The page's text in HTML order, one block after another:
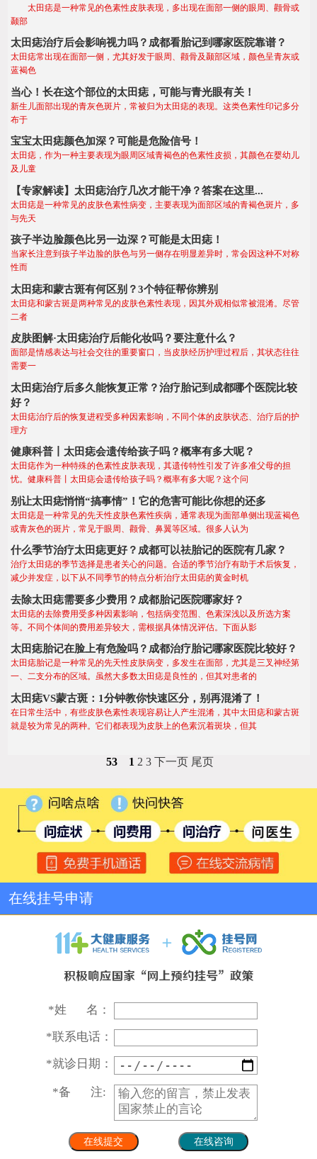
太田痣是一种常见的色素性皮肤表现，多出现在面部一侧的眼周、颧骨或
颞部
太田痣治疗后会影响视力吗？成都看胎记到哪家医院靠谱？
太田痣常出现在面部一侧，尤其好发于眼周、颧骨及颞部区域，颜色呈青灰或
蓝褐色
当心！长在这个部位的太田痣，可能与青光眼有关！
新生儿面部出现的青灰色斑片，常被归为太田痣的表现。这类色素性印记多分
布于
宝宝太田痣颜色加深？可能是危险信号！
太田痣，作为一种主要表现为眼周区域青褐色的色素性皮损，其颜色在婴幼儿
及儿童
【专家解读】太田痣治疗几次才能干净？答案在这里...
太田痣是一种常见的皮肤色素性病变，主要表现为面部区域的青褐色斑片，多
与先天
孩子半边脸颜色比另一边深？可能是太田痣！
当家长注意到孩子半边脸的肤色与另一侧存在明显差异时，常会因这种不对称
性而
太田痣和蒙古斑有何区别？3个特征帮你辨别
太田痣和蒙古斑是两种常见的皮肤色素性表现，因其外观相似常被混淆。尽管
二者
皮肤图解·太田痣治疗后能化妆吗？要注意什么？
面部是情感表达与社会交往的重要窗口，当皮肤经历护理过程后，其状态往往
需要一
太田痣治疗后多久能恢复正常？治疗胎记到成都哪个医院比较
好？
太田痣治疗后的恢复进程受多种因素影响，不同个体的皮肤状态、治疗后的护
理方
健康科普丨太田痣会遗传给孩子吗？概率有多大呢？
太田痣作为一种特殊的色素性皮肤表现，其遗传特性引发了许多准父母的担
忧。​​健康科普丨太田痣会遗传给孩子吗？概率有多大呢？这个问
别让太田痣悄悄“搞事情”！它的危害可能比你想的还多
太田痣是一种常见的先天性皮肤色素性疾病，通常表现为面部单侧出现蓝褐色
或青灰色的斑片，常见于眼周、颧骨、鼻翼等区域。很多人认为
什么季节治疗太田痣更好？成都可以祛胎记的医院有几家？
治疗太田痣的季节选择是患者关心的问题。合适的季节治疗有助于术后恢复，
减少并发症，以下从不同季节的特点分析治疗太田痣的黄金时机
去除太田痣需要多少费用？成都胎记医院哪家好？
太田痣的去除费用受多种因素影响，包括病变范围、色素深浅以及所选方案
等。不同个体间的费用差异较大，需根据具体情况评估。下面从影
太田痣胎记在脸上有危险吗？成都治疗胎记哪家医院比较好？
太田痣胎记是一种常见的先天性皮肤病变，多发生在面部，尤其是三叉神经第
一、二支分布的区域。虽然大多数太田痣是良性的，但其对患者的
太田痣VS蒙古斑：1分钟教你快速区分，别再混淆了！
在日常生活中，有些皮肤色素性表现容易让人产生混淆，其中太田痣和蒙古斑
就是较为常见的两种。它们都表现为皮肤上的色素沉着斑块，但其
53 1 2 3 下一页 尾页
在线挂号申请
*姓 名：
*联系电话：
*就诊日期：
*备 注: